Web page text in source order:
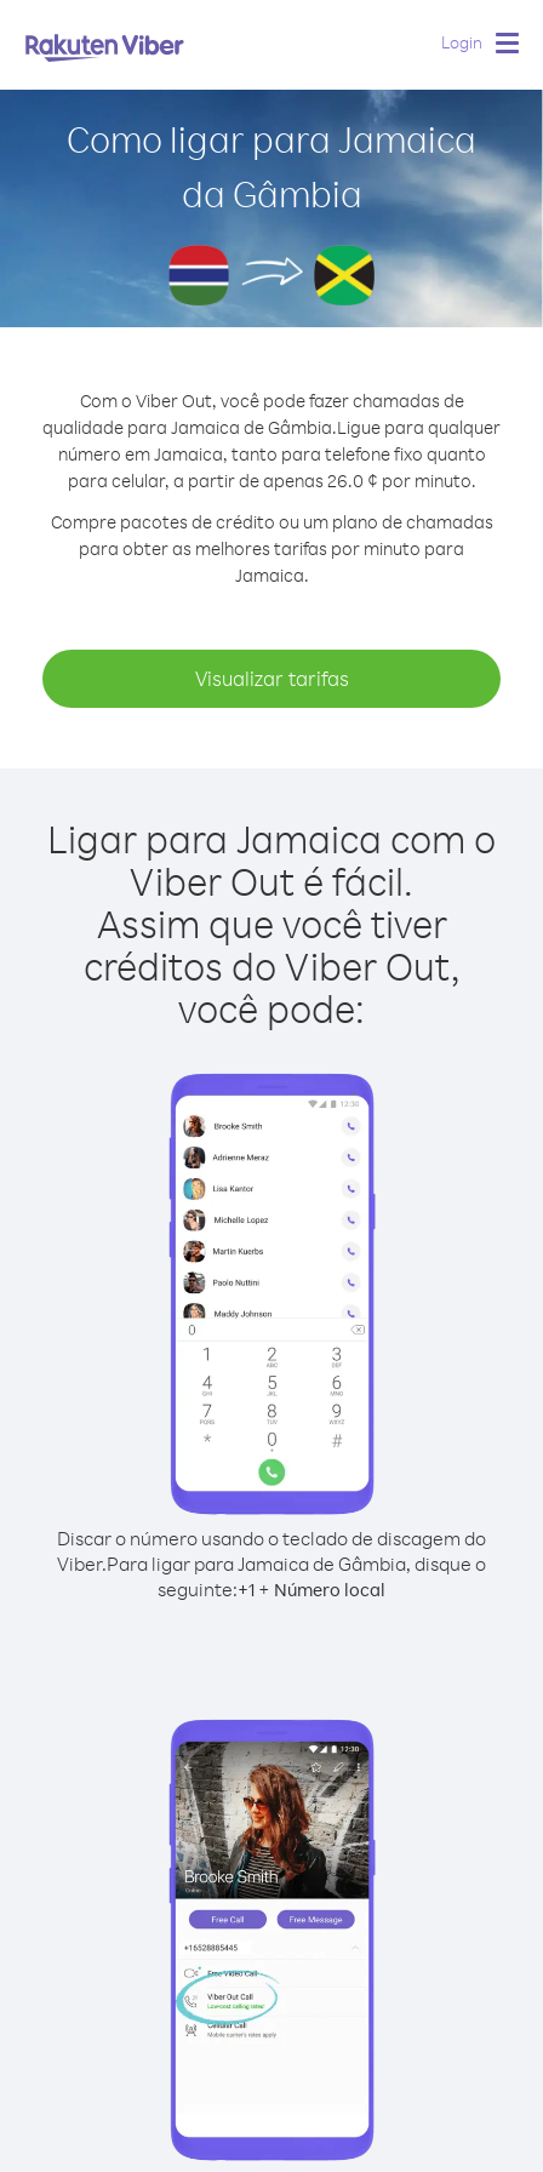
Login
Como ligar para Jamaica
da Gâmbia
Com o Viber Out, você pode fazer chamadas de
qualidade para Jamaica de Gâmbia.Ligue para qualquer
número em Jamaica, tanto para telefone fixo quanto
para celular, a partir de apenas 26.0 ¢ por minuto.
Compre pacotes de crédito ou um plano de chamadas
para obter as melhores tarifas por minuto para
Jamaica.
Visualizar tarifas
Ligar para Jamaica com o
Viber Out é fácil.
Assim que você tiver
créditos do Viber Out,
você pode:
Discar o número usando o teclado de discagem do
Viber.Para ligar para Jamaica de Gâmbia, disque o
seguinte:+1 + Número local